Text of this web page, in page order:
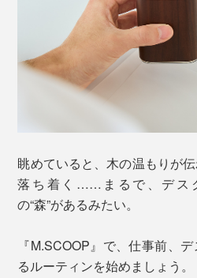
眺めていると、木の温もりが
落ち着く……まるで、デス
の“森”があるみたい。
『M.SCOOP』で、仕事前、
るルーティンを始めましょう。